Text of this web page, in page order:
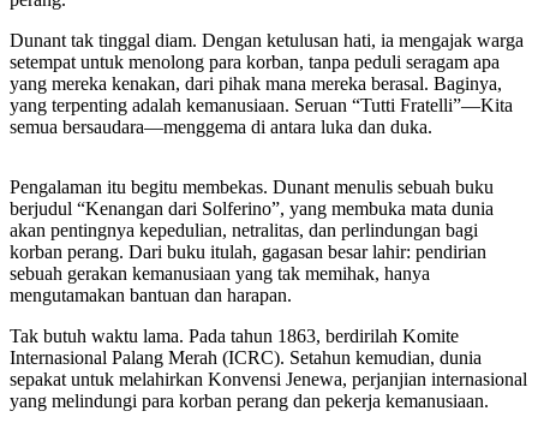
Dunant tak tinggal diam. Dengan ketulusan hati, ia mengajak warga
setempat untuk menolong para korban, tanpa peduli seragam apa
yang mereka kenakan, dari pihak mana mereka berasal. Baginya,
yang terpenting adalah kemanusiaan. Seruan “Tutti Fratelli”—Kita
semua bersaudara—menggema di antara luka dan duka.
Pengalaman itu begitu membekas. Dunant menulis sebuah buku
berjudul “Kenangan dari Solferino”, yang membuka mata dunia
akan pentingnya kepedulian, netralitas, dan perlindungan bagi
korban perang. Dari buku itulah, gagasan besar lahir: pendirian
sebuah gerakan kemanusiaan yang tak memihak, hanya
mengutamakan bantuan dan harapan.
Tak butuh waktu lama. Pada tahun 1863, berdirilah Komite
Internasional Palang Merah (ICRC). Setahun kemudian, dunia
sepakat untuk melahirkan Konvensi Jenewa, perjanjian internasional
yang melindungi para korban perang dan pekerja kemanusiaan.